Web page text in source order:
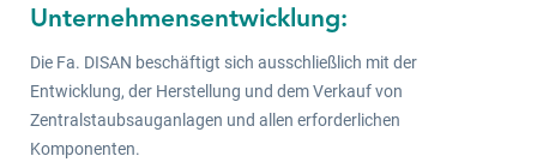
Unternehmensentwicklung:
Die Fa. DISAN beschäftigt sich ausschließlich mit der
Entwicklung, der Herstellung und dem Verkauf von
Zentralstaubsauganlagen und allen erforderlichen
Komponenten.